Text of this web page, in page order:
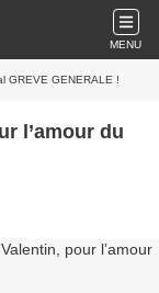
MENU
GREVE GENERALE !
l’amour du